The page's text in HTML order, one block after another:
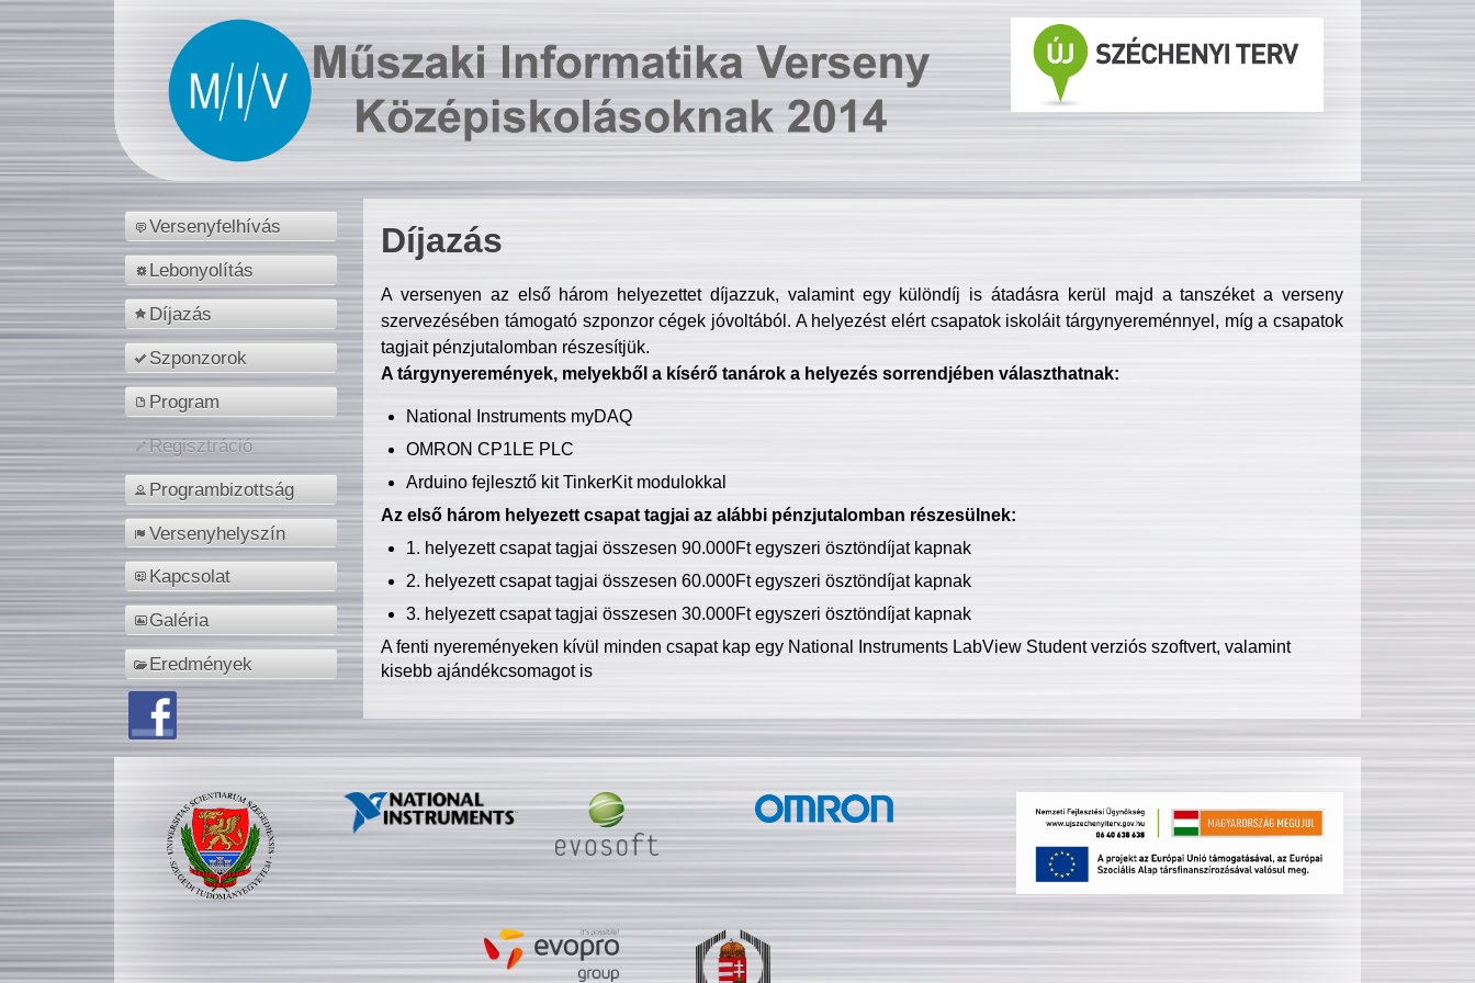
Versenyfelhívás
Lebonyolítás
Díjazás
Szponzorok
Program
Regisztráció
Programbizottság
Versenyhelyszín
Kapcsolat
Galéria
Eredmények
Díjazás
A versenyen az első három helyezettet díjazzuk, valamint egy különdíj is átadásra kerül majd a tanszéket a verseny
szervezésében támogató szponzor cégek jóvoltából. A helyezést elért csapatok iskoláit tárgynyereménnyel, míg a csapatok
tagjait pénzjutalomban részesítjük.
A tárgynyeremények, melyekből a kísérő tanárok a helyezés sorrendjében választhatnak:
National Instruments myDAQ
OMRON CP1LE PLC
Arduino fejlesztő kit TinkerKit modulokkal
Az első három helyezett csapat tagjai az alábbi pénzjutalomban részesülnek:
1. helyezett csapat tagjai összesen 90.000Ft egyszeri ösztöndíjat kapnak
2. helyezett csapat tagjai összesen 60.000Ft egyszeri ösztöndíjat kapnak
3. helyezett csapat tagjai összesen 30.000Ft egyszeri ösztöndíjat kapnak
A fenti nyereményeken kívül minden csapat kap egy National Instruments LabView Student verziós szoftvert, valamint
kisebb ajándékcsomagot is